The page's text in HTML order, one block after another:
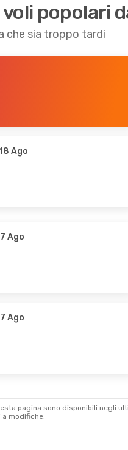
popolari
che sia troppo tardi
Ago
Ago
Ago
pagina sono disponibili negli
modifiche.